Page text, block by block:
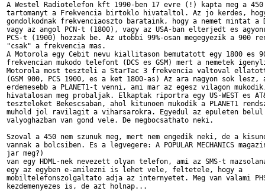
A Westel Radiotelefon kft 1990-ben 17 evre (!) kapta meg a 450
tartomanyt a Frekvencia birtoklo hivataltol. Az jo kerdes,
gondolkodnak frekvenciaoszto barataink, hogy a nemet mintat a
vagy az angol PCN-t (1800), vagy az USA-ban elterjedt es
PCS-t (1900) hozzak be. Az utobbi 99%-osan megegyezik a 900
"csak" a frekvencia mas.
A Motorola egy Cebit nevu kiallitason bemutatott egy 1800 es
frekvencian mukodo telefont (DCS es GSM) mert a nemetek
Motorola most teszteli a StarTac 3 frekvencia valtoval
(GSM 900, PCS 1900, es a ket 1800-as) Az ara nagyon sok lesz,
erdemesebb a PLANET1-t venni, ami mar az egesz vilagon
hivatalosan meg probaljak. Elkaptak riportra egy US-WEST es
teszteloket Bekescsaban, ahol kitunoen mukodik a PLANET1
muhold jol ravilagit a viharsarokra. Egyedul az epuleten
valyoghazban van gond vele. De megbocsathato neki.
Szoval a 450 nem szunuk meg, mert nem engedik neki, de a
vannak a bolcsiben. Es a legvegere: A POPULAR MECHANICS
jar meg?)
van egy HDML-nek nevezett olyan telefon, ami az SMS-t
egy az egyben e-amilezni is lehet vele, feltetele, hogy a
mobiltelefonszolgaltato adja az internyetet. Meg van valami
kezdemenyezes is, de azt holnap...